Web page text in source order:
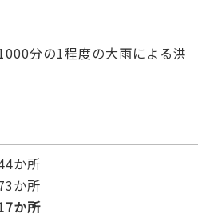
分の1程度の大雨による洪
か所
か所
所